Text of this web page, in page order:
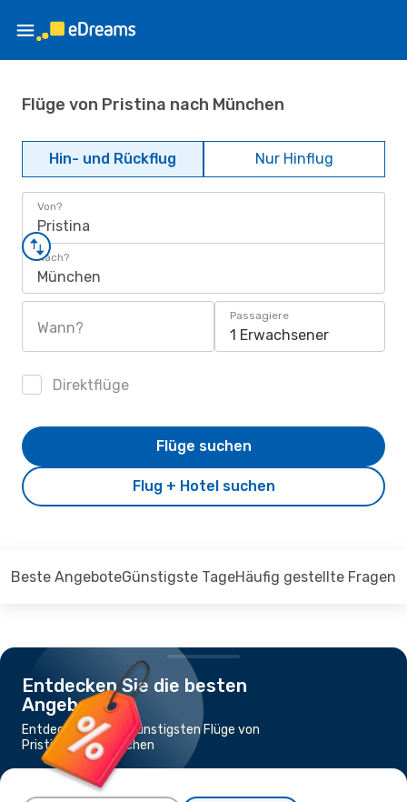
Flüge von Pristina nach München
Hin- und Rückflug Nur Hinflug
Von?
Pristina
Nach?
München
Wann?
Passagiere
1 Erwachsener
Direktflüge
Flug + Hotel suchen
Flüge suchen
Beste AngeboteGünstigste TageHäufig gestellte Fragen
Entdecken Sie die besten
Angebote
Entdecken Sie die günstigsten Flüge von
Pristina nach München